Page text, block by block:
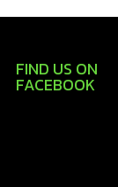
FIND US ON
FACEBOOK